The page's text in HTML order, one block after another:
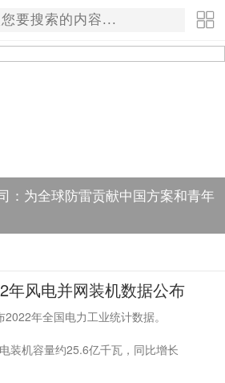
：为全球防雷贡献中国方案和青年
年风电并网装机数据公布
年全国电力工业统计数据。
装机容量约25.6亿千瓦，同比增长